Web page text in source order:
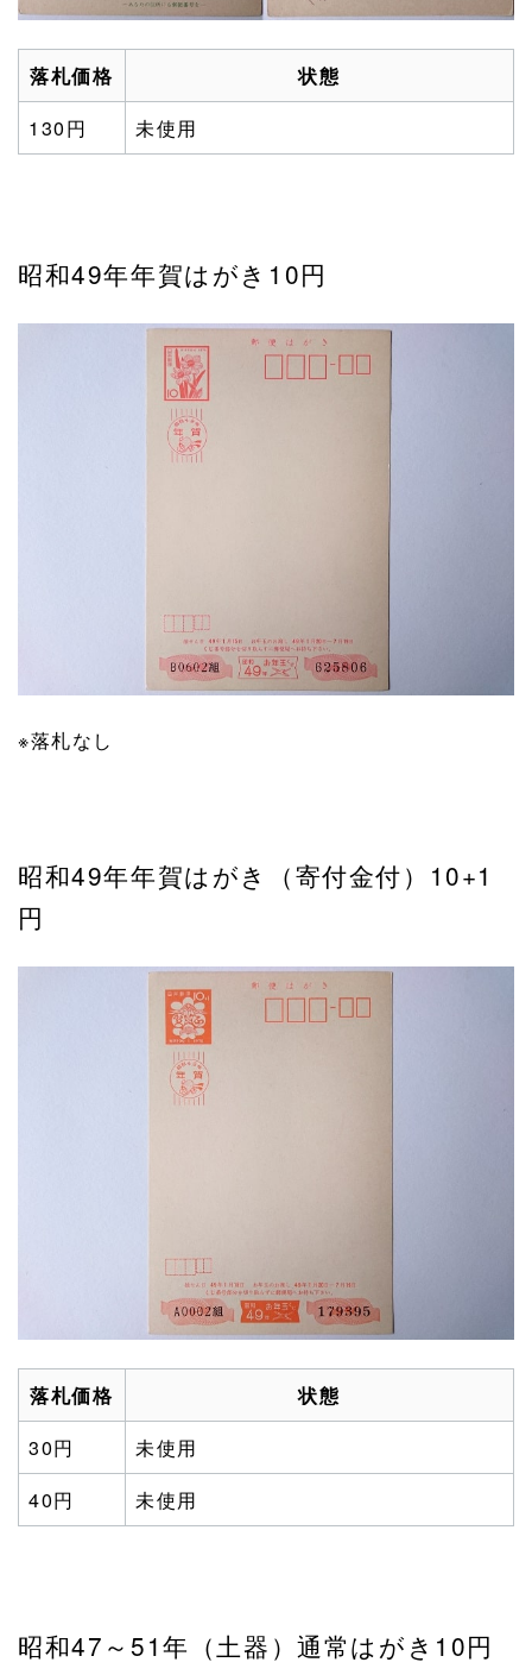
落札価格
状態
130円
未使用
昭和49年年賀はがき10円
※落札なし
昭和49年年賀はがき（寄付金付）10+1
円
落札価格
状態
30円
未使用
40円
未使用
昭和47～51年（土器）通常はがき10円